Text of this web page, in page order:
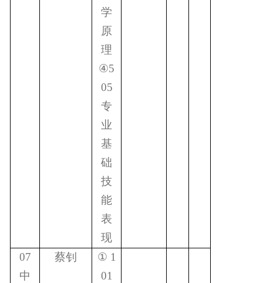
学
原
理
④5
05
专
业
基
础
技
能
表
现
07
中
蔡钊 ① 1
01